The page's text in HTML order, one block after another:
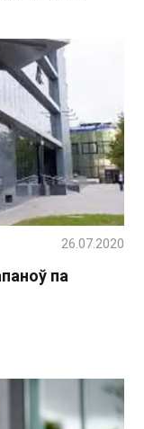
па
26.07.2020